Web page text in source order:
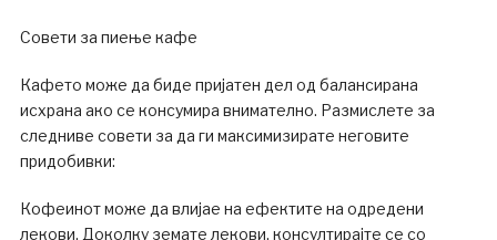
Совети за пиење кафе
Кафето може да биде пријатен дел од балансирана
исхрана ако се консумира внимателно. Размислете за
следниве совети за да ги максимизирате неговите
придобивки:
Кофеинот може да влијае на ефектите на одредени
лекови. Доколку земате лекови, консултирајте се со